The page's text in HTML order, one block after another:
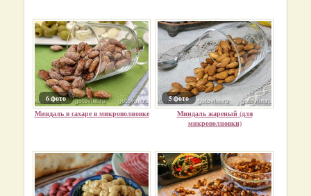
6 фото
Миндаль в сахаре в микроволновке
5 фото
Миндаль жареный (для
микроволновки)